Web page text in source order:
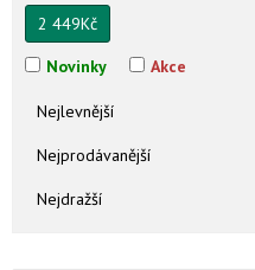
2 449Kč
Novinky Akce
Nejlevnější
Nejprodávanější
Nejdražší